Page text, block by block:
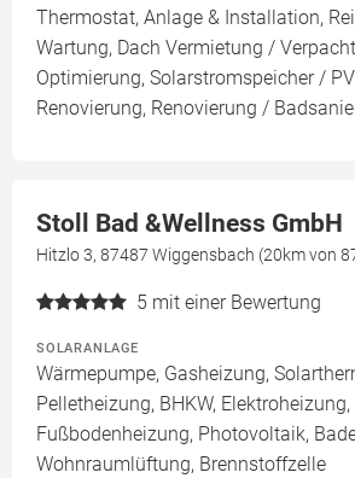
Thermostat, Anlage & Installation,
Wartung, Dach Vermietung /
Optimierung, Solarstromspeicher /
Renovierung, Renovierung /
Stoll Bad &Wellness GmbH
Hitzlo 3, 87487 Wiggensbach (20km von
5 mit einer Bewertung
SOLARANLAGE
Wärmepumpe, Gasheizung,
Pelletheizung, BHKW, Elektroheizung,
Fußbodenheizung, Photovoltaik,
Wohnraumlüftung, Brennstoffzelle